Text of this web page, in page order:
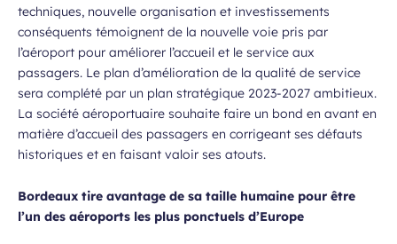
techniques, nouvelle organisation et investissements
conséquents témoignent de la nouvelle voie pris par
l’aéroport pour améliorer l’accueil et le service aux
passagers. Le plan d’amélioration de la qualité de service
sera complété par un plan stratégique 2023-2027 ambitieux.
La société aéroportuaire souhaite faire un bond en avant en
matière d’accueil des passagers en corrigeant ses défauts
historiques et en faisant valoir ses atouts.
Bordeaux tire avantage de sa taille humaine pour être
l’un des aéroports les plus ponctuels d’Europe